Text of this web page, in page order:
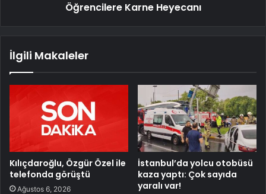
Öğrencilere Karne Heyecanı
İlgili Makaleler
Kılıçdaroğlu, Özgür Özel ile
telefonda görüştü
Ağustos 6, 2026
İstanbul’da yolcu otobüsü
kaza yaptı: Çok sayıda
yaralı var!